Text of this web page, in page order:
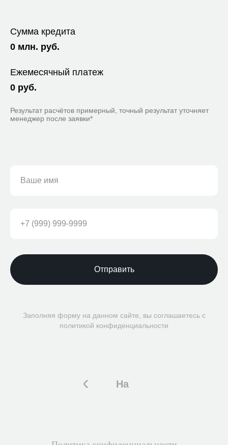
Сумма кредита
0 млн. руб.
Ежемесячный платеж
0 руб.
Результат расчётов примерный, точный результат уточняет
менеджер после заявки*
Отправить
Заполняя форму на данном сайте, вы соглашаетесь с
политикой конфиденциальности
На